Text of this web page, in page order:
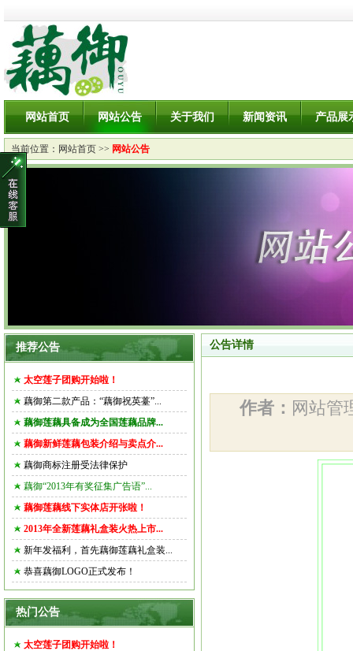
网站首页 网站公告 关于我们 新闻资讯 产品展
当前位置： 网站首页 >> 网站公告
推荐公告
太空莲子团购开始啦！
藕御第二款产品：“藕御祝英薹”...
藕御莲藕具备成为全国莲藕品牌...
藕御新鲜莲藕包装介绍与卖点介...
藕御商标注册受法律保护
藕御“2013年有奖征集广告语”...
藕御莲藕线下实体店开张啦！
2013年全新莲藕礼盒装火热上市...
新年发福利，首先藕御莲藕礼盒装...
恭喜藕御LOGO正式发布！
热门公告
太空莲子团购开始啦！
公告详情
作者： 网站